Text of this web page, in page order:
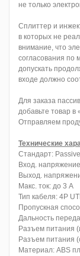
не только
Сплиттер и
в которых не
внимание, что
согласования по
допускать
входе должно
Для заказа
добавьте товар
Отправляем
Технические
Стандарт:
Вход.
Выход.
Макс. ток: до 3 А
Тип кабеля: 4P
Пропускная
Дальность
Разъем питания
Разъем питания
Материал: ABS